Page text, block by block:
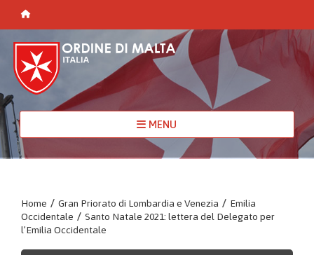
MENU
Home / Gran Priorato di Lombardia e Venezia / Emilia
Occidentale / Santo Natale 2021: lettera del Delegato per
l’Emilia Occidentale